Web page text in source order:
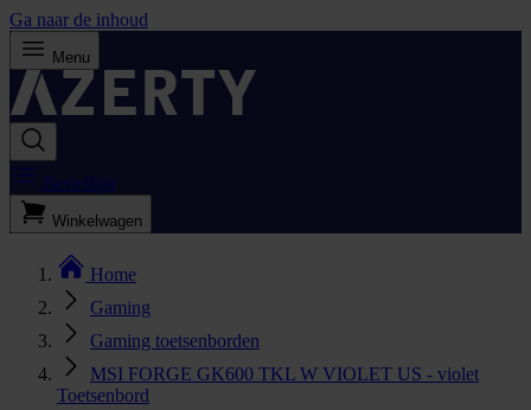
Ga naar de inhoud
Menu
Bestellijst
Winkelwagen
Home
Gaming
Gaming toetsenborden
MSI FORGE GK600 TKL W VIOLET US - violet
Toetsenbord